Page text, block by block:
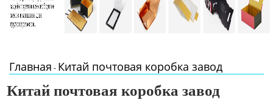
Главная - Китай почтовая коробка завод
Китай почтовая коробка завод